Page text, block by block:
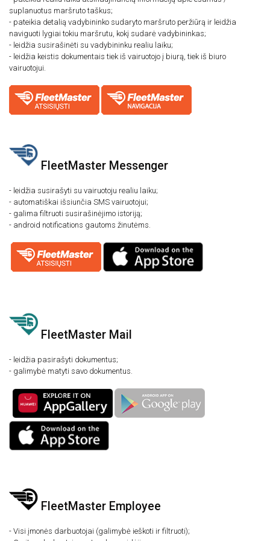
Nuotolinis tachografo nuskaitymas
Ekonomiškas vairavimas
Individualūs sprendimai
Ekonomiškas vairavimas
Vairuotojų darbo laiko planavimas
Individualūs sprendimai
suplanuotus maršruto taškus;
- pateikia detalią vadybininko sudaryto maršruto peržiūrą ir leidžia
naviguoti lygiai tokiu maršrutu, kokį sudarė vadybininkas;
- leidžia susirašinėti su vadybininku realiu laiku;
- leidžia keistis dokumentais tiek iš vairuotojo į biurą, tiek iš biuro
vairuotojui.
FleetMaster Messenger
- leidžia susirašyti su vairuotoju realiu laiku;
- automatiškai išsiunčia SMS vairuotojui;
- galima filtruoti susirašinėjimo istoriją;
- android notifications gautoms žinutėms.
FleetMaster Mail
- leidžia pasirašyti dokumentus;
- galimybė matyti savo dokumentus.
FleetMaster Employee
- Visi įmonės darbuotojai (galimybė ieškoti ir filtruoti);